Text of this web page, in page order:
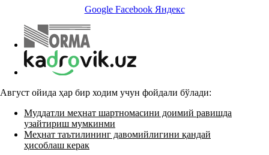
Google Facebook Яндекс
Август ойида ҳар бир ходим учун фойдали бўлади:
Муддатли меҳнат шартномасини доимий равишда
узайтириш мумкинми
Меҳнат таътилининг давомийлигини қандай
ҳисоблаш керак